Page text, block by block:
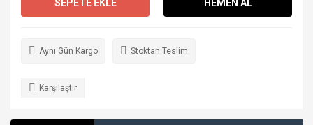
SEPETE EKLE HEMEN AL
Aynı Gün Kargo Stoktan Teslim
Karşılaştır